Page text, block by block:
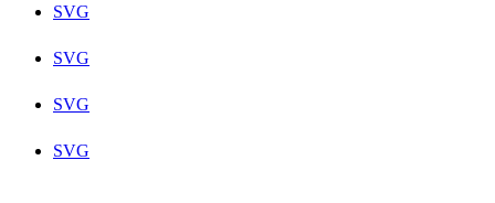
SVG
SVG
SVG
SVG